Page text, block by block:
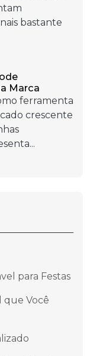
bastante
Marca
ferramenta
crescente
para Festas
que Você